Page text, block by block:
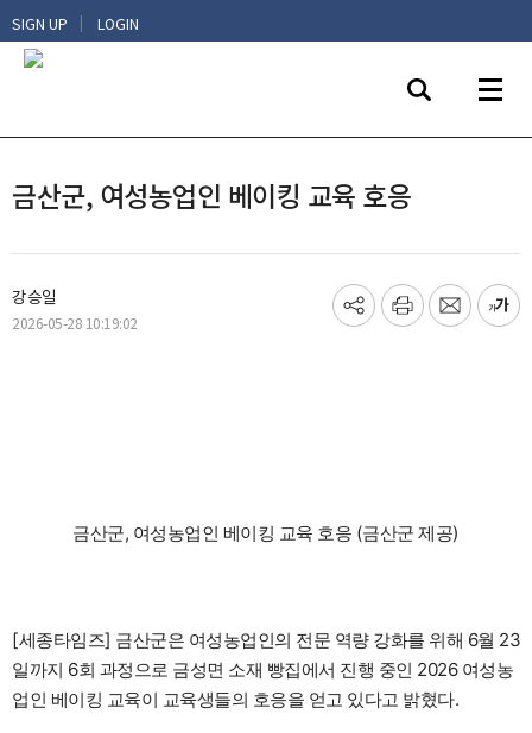
SIGN UP | LOGIN
금산군, 여성농업인 베이킹 교육 호응
강승일
2026-05-28 10:19:02
기
프
메
글
금산군, 여성농업인 베이킹 교육 호응 (금산군 제공)
[세종타임즈] 금산군은 여성농업인의 전문 역량 강화를 위해 6월 23
일까지 6회 과정으로 금성면 소재 빵집에서 진행 중인 2026 여성농
업인 베이킹 교육이 교육생들의 호응을 얻고 있다고 밝혔다.